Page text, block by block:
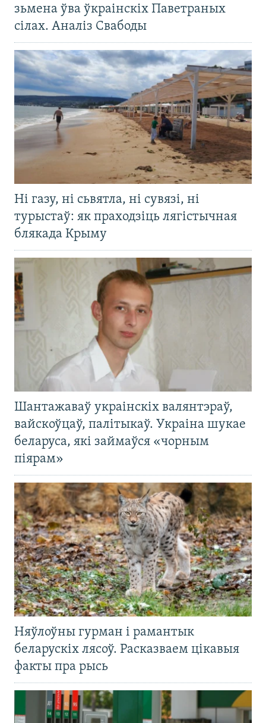
зьмена ўва ўкраінскіх Паветраных
сілах. Аналіз Свабоды
Ні газу, ні сьвятла, ні сувязі, ні
турыстаў: як праходзіць лягістычная
блякада Крыму
Шантажаваў украінскіх валянтэраў,
вайскоўцаў, палітыкаў. Украіна шукае
беларуса, які займаўся «чорным
піярам»
Няўлоўны гурман і рамантык
беларускіх лясоў. Расказваем цікавыя
факты пра рысь